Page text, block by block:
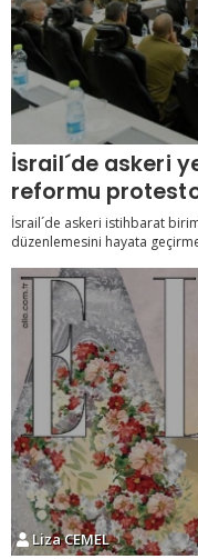
İsrail´de askeri
reformu
İsrail´de askeri istihbarat
düzenlemesini hayata
Liza CEMEL